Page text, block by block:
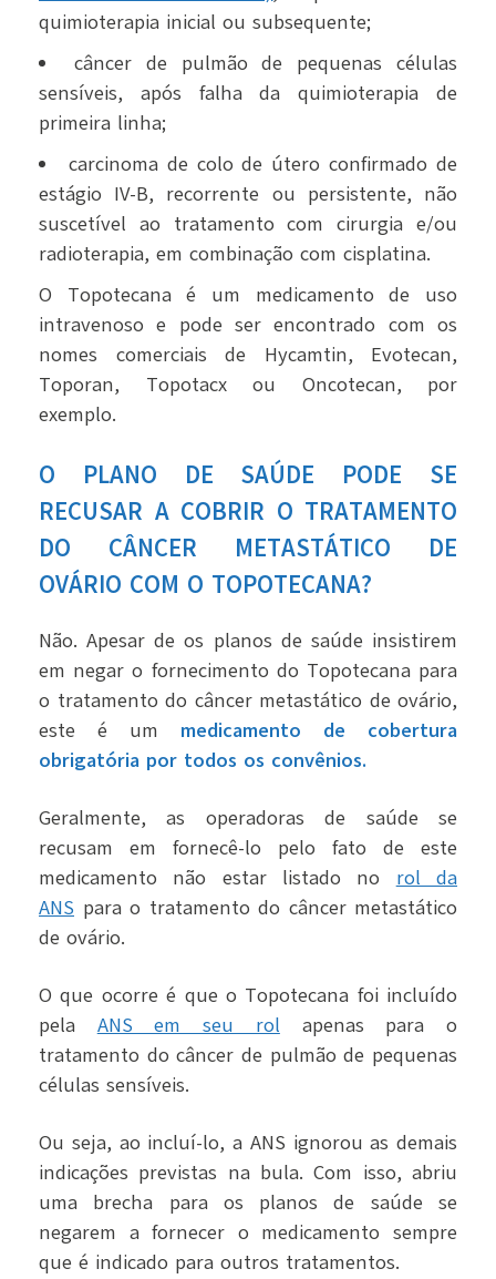
quimioterapia inicial ou subsequente;
câncer de pulmão de pequenas células
sensíveis, após falha da quimioterapia de
primeira linha;
carcinoma de colo de útero confirmado de
estágio IV-B, recorrente ou persistente, não
suscetível ao tratamento com cirurgia e/ou
radioterapia, em combinação com cisplatina.
O Topotecana é um medicamento de uso
intravenoso e pode ser encontrado com os
nomes comerciais de Hycamtin, Evotecan,
Toporan, Topotacx ou Oncotecan, por
exemplo.
O PLANO DE SAÚDE PODE SE
RECUSAR A COBRIR O TRATAMENTO
DO CÂNCER METASTÁTICO DE
OVÁRIO COM O TOPOTECANA?
Não. Apesar de os planos de saúde insistirem
em negar o fornecimento do Topotecana para
o tratamento do câncer metastático de ovário,
este é um medicamento de cobertura
obrigatória por todos os convênios.
Geralmente, as operadoras de saúde se
recusam em fornecê-lo pelo fato de este
medicamento não estar listado no rol da
ANS para o tratamento do câncer metastático
de ovário.
O que ocorre é que o Topotecana foi incluído
pela ANS em seu rol apenas para o
tratamento do câncer de pulmão de pequenas
células sensíveis.
Ou seja, ao incluí-lo, a ANS ignorou as demais
indicações previstas na bula. Com isso, abriu
uma brecha para os planos de saúde se
negarem a fornecer o medicamento sempre
que é indicado para outros tratamentos.